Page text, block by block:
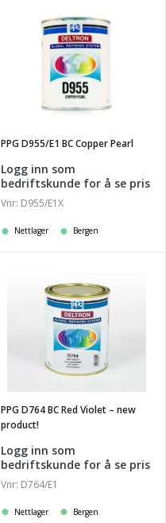
D955/E1
PPG D955/E1 BC Copper Pearl
Logg inn som
bedriftskunde for å se pris
Vnr: D955/E1X
Nettlager Bergen
new
product!
PPG D764 BC Red Violet – new
product!
Logg inn som
bedriftskunde for å se pris
Vnr: D764/E1
Nettlager Bergen